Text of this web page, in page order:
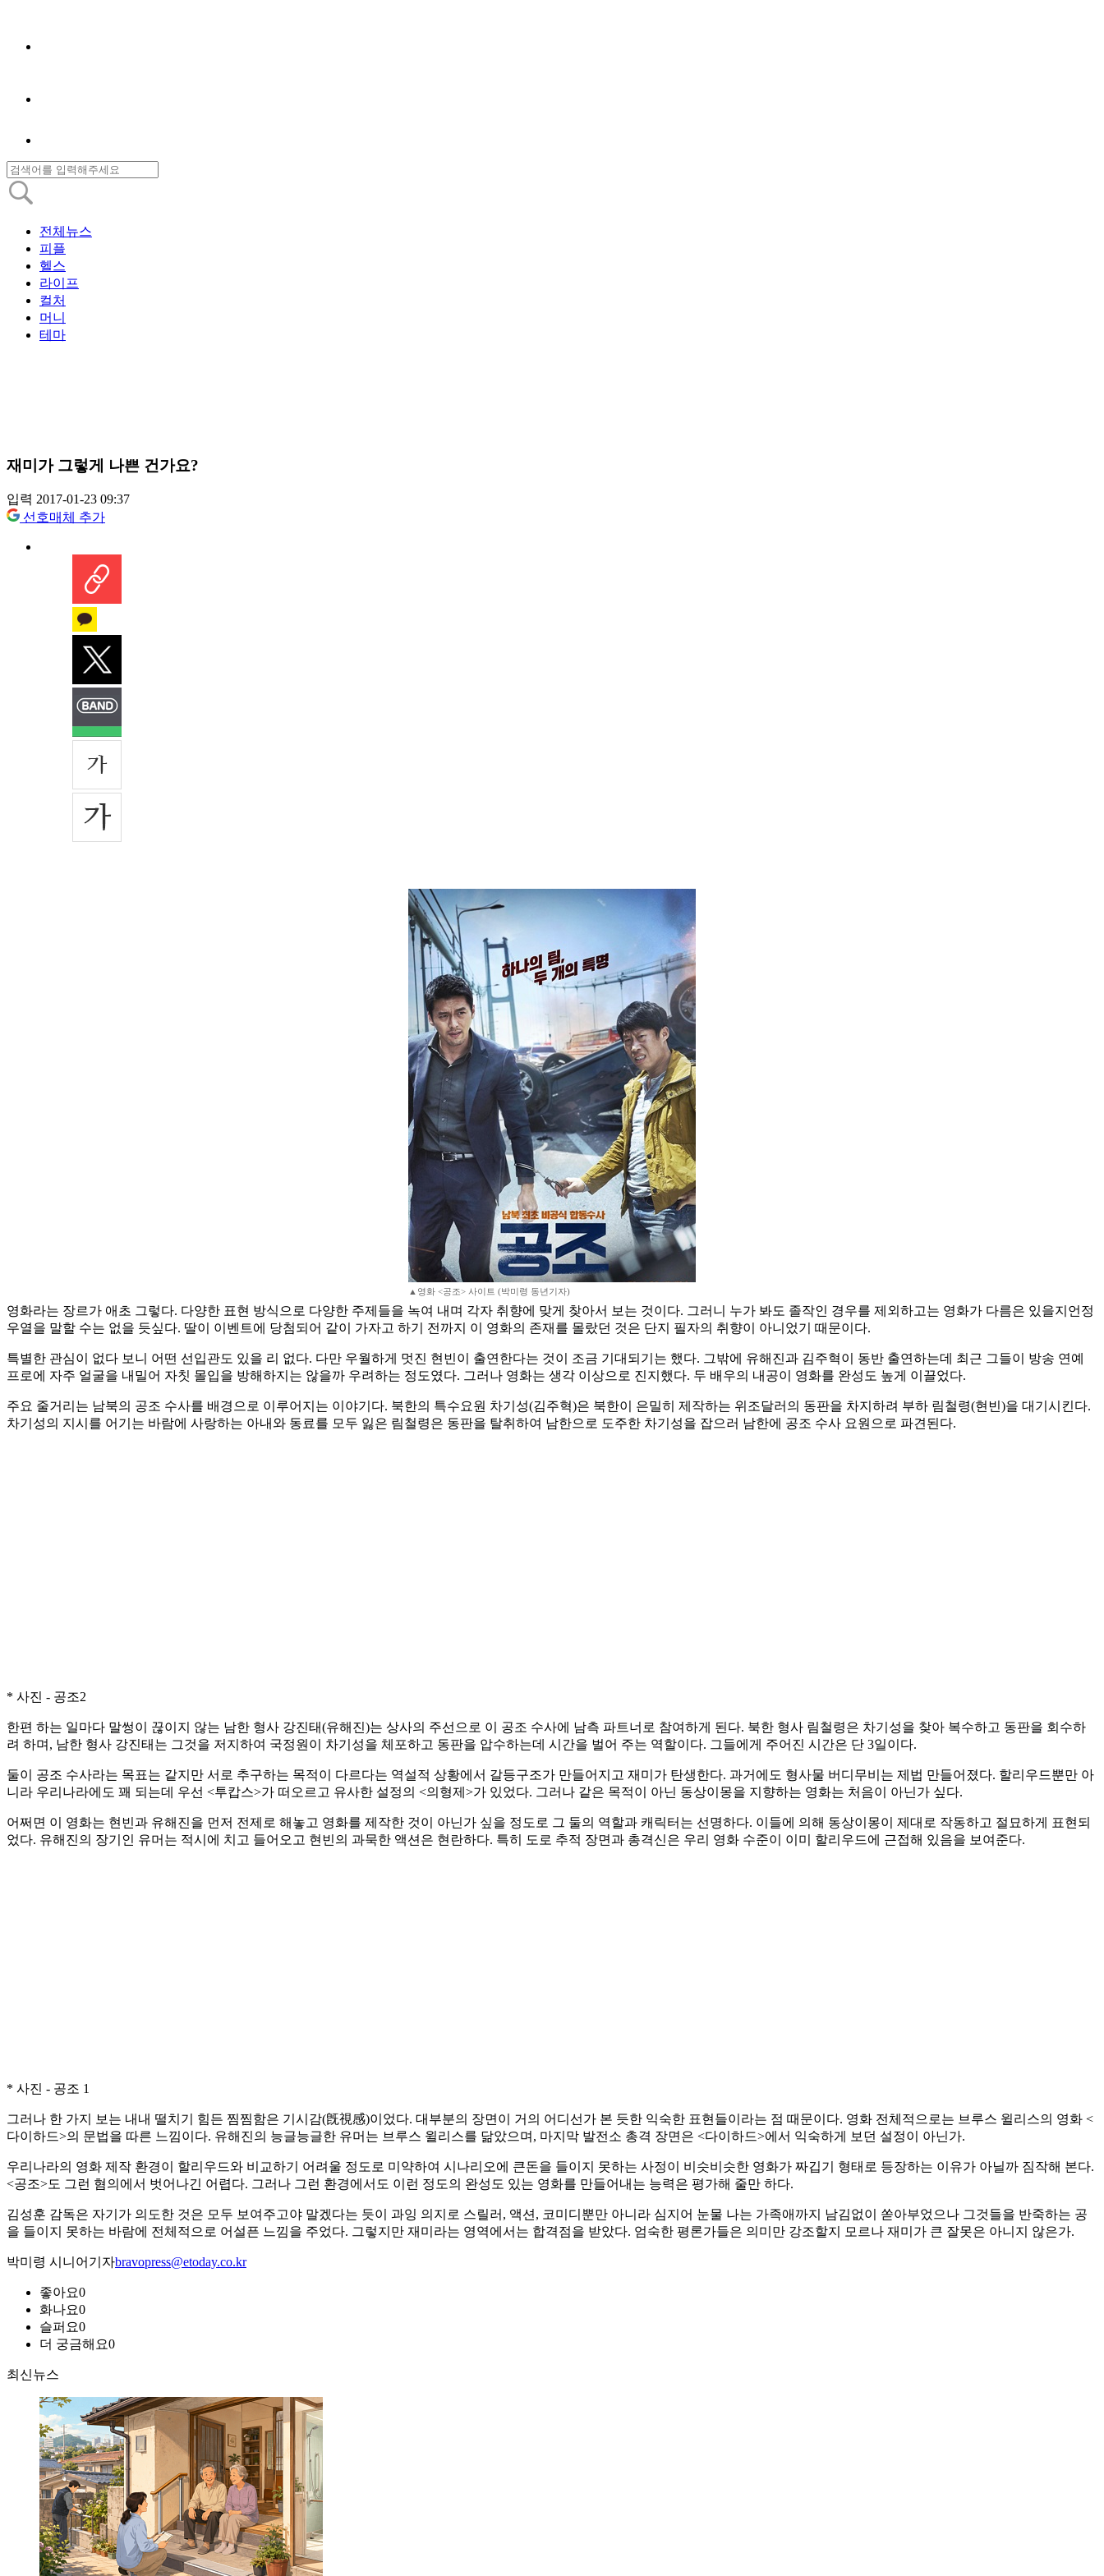
전체뉴스
피플
헬스
라이프
컬처
머니
테마
재미가 그렇게 나쁜 건가요?
입력 2017-01-23 09:37
선호매체 추가
▲영화 <공조> 사이트 (박미령 동년기자)
영화라는 장르가 애초 그렇다. 다양한 표현 방식으로 다양한 주제들을 녹여 내며 각자 취향에 맞게 찾아서 보는 것이다. 그러니 누가 봐도 졸작인 경우를 제외하고는 영화가 다름은 있을지언정
우열을 말할 수는 없을 듯싶다. 딸이 이벤트에 당첨되어 같이 가자고 하기 전까지 이 영화의 존재를 몰랐던 것은 단지 필자의 취향이 아니었기 때문이다.
특별한 관심이 없다 보니 어떤 선입관도 있을 리 없다. 다만 우월하게 멋진 현빈이 출연한다는 것이 조금 기대되기는 했다. 그밖에 유해진과 김주혁이 동반 출연하는데 최근 그들이 방송 연예
프로에 자주 얼굴을 내밀어 자칫 몰입을 방해하지는 않을까 우려하는 정도였다. 그러나 영화는 생각 이상으로 진지했다. 두 배우의 내공이 영화를 완성도 높게 이끌었다.
주요 줄거리는 남북의 공조 수사를 배경으로 이루어지는 이야기다. 북한의 특수요원 차기성(김주혁)은 북한이 은밀히 제작하는 위조달러의 동판을 차지하려 부하 림철령(현빈)을 대기시킨다.
차기성의 지시를 어기는 바람에 사랑하는 아내와 동료를 모두 잃은 림철령은 동판을 탈취하여 남한으로 도주한 차기성을 잡으러 남한에 공조 수사 요원으로 파견된다.
* 사진 - 공조2
한편 하는 일마다 말썽이 끊이지 않는 남한 형사 강진태(유해진)는 상사의 주선으로 이 공조 수사에 남측 파트너로 참여하게 된다. 북한 형사 림철령은 차기성을 찾아 복수하고 동판을 회수하
려 하며, 남한 형사 강진태는 그것을 저지하여 국정원이 차기성을 체포하고 동판을 압수하는데 시간을 벌어 주는 역할이다. 그들에게 주어진 시간은 단 3일이다.
둘이 공조 수사라는 목표는 같지만 서로 추구하는 목적이 다르다는 역설적 상황에서 갈등구조가 만들어지고 재미가 탄생한다. 과거에도 형사물 버디무비는 제법 만들어졌다. 할리우드뿐만 아
니라 우리나라에도 꽤 되는데 우선 <투캅스>가 떠오르고 유사한 설정의 <의형제>가 있었다. 그러나 같은 목적이 아닌 동상이몽을 지향하는 영화는 처음이 아닌가 싶다.
어쩌면 이 영화는 현빈과 유해진을 먼저 전제로 해놓고 영화를 제작한 것이 아닌가 싶을 정도로 그 둘의 역할과 캐릭터는 선명하다. 이들에 의해 동상이몽이 제대로 작동하고 절묘하게 표현되
었다. 유해진의 장기인 유머는 적시에 치고 들어오고 현빈의 과묵한 액션은 현란하다. 특히 도로 추적 장면과 총격신은 우리 영화 수준이 이미 할리우드에 근접해 있음을 보여준다.
* 사진 - 공조 1
그러나 한 가지 보는 내내 떨치기 힘든 찜찜함은 기시감(旣視感)이었다. 대부분의 장면이 거의 어디선가 본 듯한 익숙한 표현들이라는 점 때문이다. 영화 전체적으로는 브루스 윌리스의 영화 <
다이하드>의 문법을 따른 느낌이다. 유해진의 능글능글한 유머는 브루스 윌리스를 닮았으며, 마지막 발전소 총격 장면은 <다이하드>에서 익숙하게 보던 설정이 아닌가.
우리나라의 영화 제작 환경이 할리우드와 비교하기 어려울 정도로 미약하여 시나리오에 큰돈을 들이지 못하는 사정이 비슷비슷한 영화가 짜깁기 형태로 등장하는 이유가 아닐까 짐작해 본다.
<공조>도 그런 혐의에서 벗어나긴 어렵다. 그러나 그런 환경에서도 이런 정도의 완성도 있는 영화를 만들어내는 능력은 평가해 줄만 하다.
김성훈 감독은 자기가 의도한 것은 모두 보여주고야 말겠다는 듯이 과잉 의지로 스릴러, 액션, 코미디뿐만 아니라 심지어 눈물 나는 가족애까지 남김없이 쏟아부었으나 그것들을 반죽하는 공
을 들이지 못하는 바람에 전체적으로 어설픈 느낌을 주었다. 그렇지만 재미라는 영역에서는 합격점을 받았다. 엄숙한 평론가들은 의미만 강조할지 모르나 재미가 큰 잘못은 아니지 않은가.
박미령 시니어기자bravopress@etoday.co.kr
좋아요0
화나요0
슬퍼요0
더 궁금해요0
최신뉴스